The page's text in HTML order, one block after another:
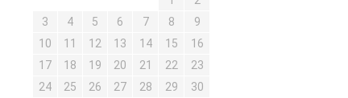
3
4 5 6 7 8
9
10
11 12 13 14 15
16
17
18 19 20 21 22
23
24
25 26 27 28 29
30